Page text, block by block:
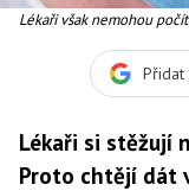
Lékaři však nemohou
Lékaři si stěžují
Proto chtějí dát